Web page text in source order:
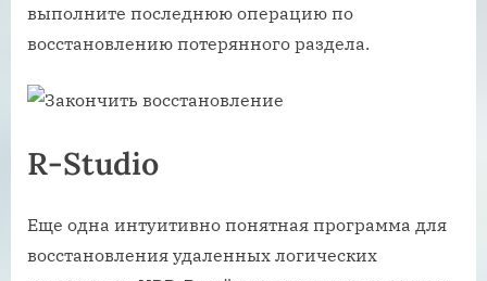
выполните последнюю операцию по
восстановлению потерянного раздела.
R-Studio
Еще одна интуитивно понятная программа для
восстановления удаленных логических